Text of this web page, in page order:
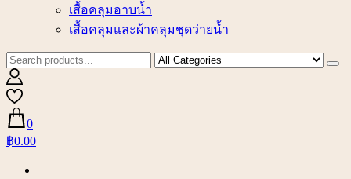
เสื้อคลุมอาบน้ำ
เสื้อคลุมและผ้าคลุมชุดว่ายน้ำ
0
฿0.00